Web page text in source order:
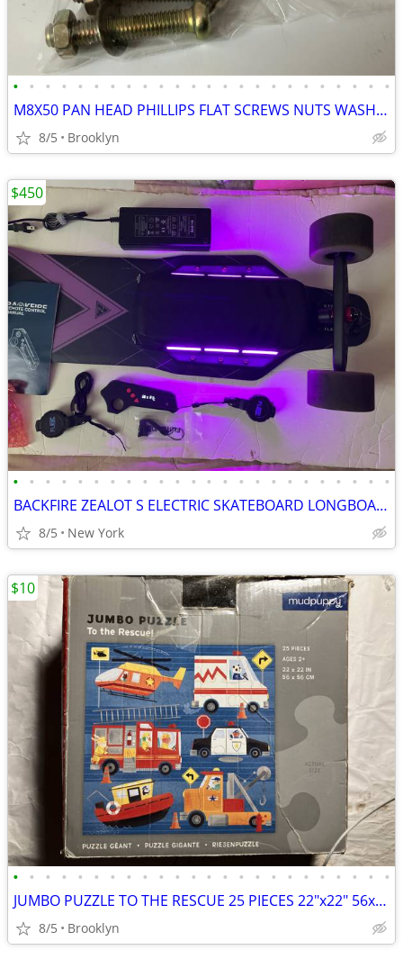
• • • • • • • • • • • • • • • • • • • • • • • •
M8X50 PAN HEAD PHILLIPS FLAT SCREWS NUTS WASHERS ZINC YELLOW PLATED 10
8/5 Brooklyn
• • • • • • • • • • • • • • • • • • • • • • • •
BACKFIRE ZEALOT S ELECTRIC SKATEBOARD LONGBOARD HOVERBOARD NEW BATTERY
8/5 New York
$450
• • • • • • • • • • • • • • • • • • • • • • • •
JUMBO PUZZLE TO THE RESCUE 25 PIECES 22"x22" 56x56CM MUDPUPPY COPTER P
8/5 Brooklyn
$10